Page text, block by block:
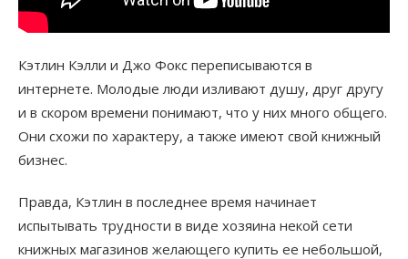
Кэтлин Кэлли и Джо Фокс переписываются в
интернете. Молодые люди изливают душу, друг другу
и в скором времени понимают, что у них много общего.
Они схожи по характеру, а также имеют свой книжный
бизнес.
Правда, Кэтлин в последнее время начинает
испытывать трудности в виде хозяина некой сети
книжных магазинов желающего купить ее небольшой,